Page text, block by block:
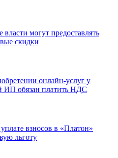
могут предоставлять
скидки
онлайн-услуг у
ИП обязан платить НДС
взносов в «Платон»
льготу